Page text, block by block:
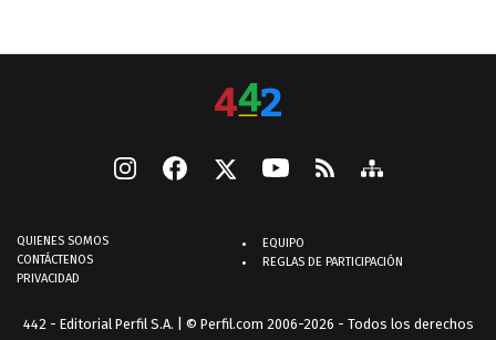
QUIENES SOMOS
CONTÁCTENOS
PRIVACIDAD
EQUIPO
REGLAS DE PARTICIPACIÓN
442 - Editorial Perfil S.A. | © Perfil.com 2006-2026 - Todos los derechos